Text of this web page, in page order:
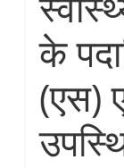
के
(एस)